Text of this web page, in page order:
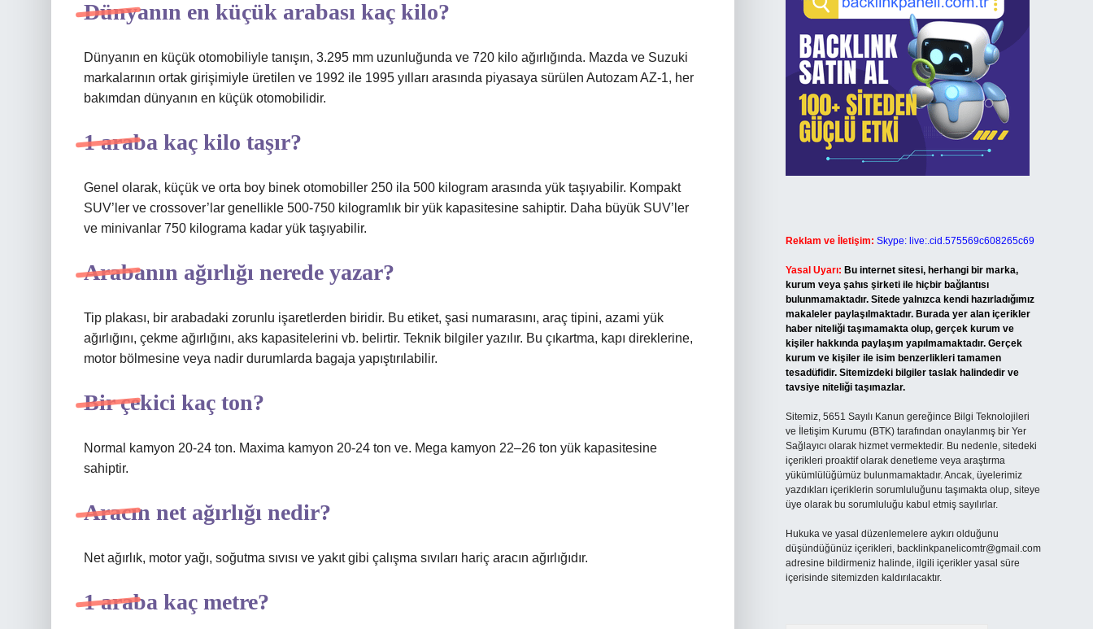
Dünyanın en küçük arabası kaç kilo?
Dünyanın en küçük otomobiliyle tanışın, 3.295 mm uzunluğunda ve 720 kilo ağırlığında. Mazda ve Suzuki
markalarının ortak girişimiyle üretilen ve 1992 ile 1995 yılları arasında piyasaya sürülen Autozam AZ-1, her
bakımdan dünyanın en küçük otomobilidir.
1 araba kaç kilo taşır?
Genel olarak, küçük ve orta boy binek otomobiller 250 ila 500 kilogram arasında yük taşıyabilir. Kompakt
SUV’ler ve crossover’lar genellikle 500-750 kilogramlık bir yük kapasitesine sahiptir. Daha büyük SUV’ler
ve minivanlar 750 kilograma kadar yük taşıyabilir.
Arabanın ağırlığı nerede yazar?
Tip plakası, bir arabadaki zorunlu işaretlerden biridir. Bu etiket, şasi numarasını, araç tipini, azami yük
ağırlığını, çekme ağırlığını, aks kapasitelerini vb. belirtir. Teknik bilgiler yazılır. Bu çıkartma, kapı direklerine,
motor bölmesine veya nadir durumlarda bagaja yapıştırılabilir.
Bir çekici kaç ton?
Normal kamyon 20-24 ton. Maxima kamyon 20-24 ton ve. Mega kamyon 22–26 ton yük kapasitesine
sahiptir.
Aracın net ağırlığı nedir?
Net ağırlık, motor yağı, soğutma sıvısı ve yakıt gibi çalışma sıvıları hariç aracın ağırlığıdır.
1 araba kaç metre?
Reklam ve İletişim: Skype: live:.cid.575569c608265c69
Yasal Uyarı: Bu internet sitesi, herhangi bir marka,
kurum veya şahıs şirketi ile hiçbir bağlantısı
bulunmamaktadır. Sitede yalnızca kendi hazırladığımız
makaleler paylaşılmaktadır. Burada yer alan içerikler
haber niteliği taşımamakta olup, gerçek kurum ve
kişiler hakkında paylaşım yapılmamaktadır. Gerçek
kurum ve kişiler ile isim benzerlikleri tamamen
tesadüfidir. Sitemizdeki bilgiler taslak halindedir ve
tavsiye niteliği taşımazlar.
Sitemiz, 5651 Sayılı Kanun gereğince Bilgi Teknolojileri
ve İletişim Kurumu (BTK) tarafından onaylanmış bir Yer
Sağlayıcı olarak hizmet vermektedir. Bu nedenle, sitedeki
içerikleri proaktif olarak denetleme veya araştırma
yükümlülüğümüz bulunmamaktadır. Ancak, üyelerimiz
yazdıkları içeriklerin sorumluluğunu taşımakta olup, siteye
üye olarak bu sorumluluğu kabul etmiş sayılırlar.
Hukuka ve yasal düzenlemelere aykırı olduğunu
düşündüğünüz içerikleri, backlinkpanelicomtr@gmail.com
adresine bildirmeniz halinde, ilgili içerikler yasal süre
içerisinde sitemizden kaldırılacaktır.